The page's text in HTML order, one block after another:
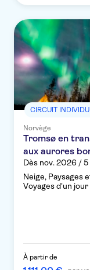
CIRCUIT
Norvège
Tromsø en
aux aurores
Dès nov. 2026 /
Neige, Paysages
Voyages d'un jour
À partir de